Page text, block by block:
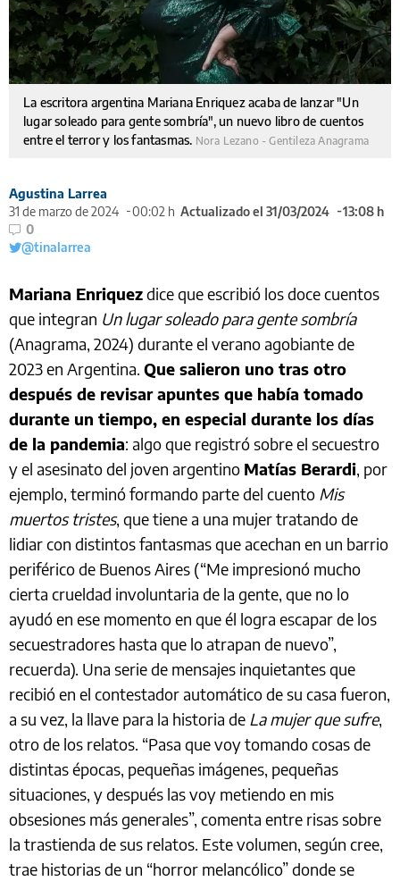
La escritora argentina Mariana Enriquez acaba de lanzar "Un
lugar soleado para gente sombría", un nuevo libro de cuentos
entre el terror y los fantasmas. Nora Lezano - Gentileza Anagrama
Agustina Larrea
31 de marzo de 2024
00:02 h Actualizado el 31/03/2024
13:08 h
0
@tinalarrea
Mariana Enriquezdice que escribió los doce cuentos
que integran Un lugar soleado para gente sombría
(Anagrama, 2024) durante el verano agobiante de
2023 en Argentina. Que salieron uno tras otro
después de revisar apuntes que había tomado
durante un tiempo, en especial durante los días
de la pandemia: algo que registró sobre el secuestro
y el asesinato del joven argentino Matías Berardi, por
ejemplo, terminó formando parte del cuento Mis
muertos tristes, que tiene a una mujer tratando de
lidiar con distintos fantasmas que acechan en un barrio
periférico de Buenos Aires (“Me impresionó mucho
cierta crueldad involuntaria de la gente, que no lo
ayudó en ese momento en que él logra escapar de los
secuestradores hasta que lo atrapan de nuevo”,
recuerda). Una serie de mensajes inquietantes que
recibió en el contestador automático de su casa fueron,
a su vez, la llave para la historia de La mujer que sufre,
otro de los relatos. “Pasa que voy tomando cosas de
distintas épocas, pequeñas imágenes, pequeñas
situaciones, y después las voy metiendo en mis
obsesiones más generales”, comenta entre risas sobre
la trastienda de sus relatos. Este volumen, según cree,
trae historias de un “horror melancólico” donde se